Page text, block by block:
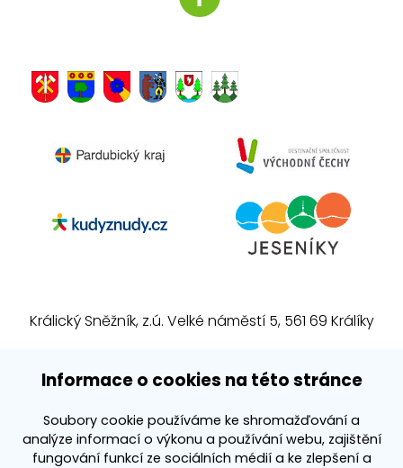
Informace o cookies na této stránce
Soubory cookie používáme ke shromažďování a
analýze informací o výkonu a používání webu, zajištění
fungování funkcí ze sociálních médií a ke zlepšení a
Králický Sněžník, z.ú. Velké náměstí 5, 561 69 Králíky
E-mail:info@kralickysneznik.net
3k platforma